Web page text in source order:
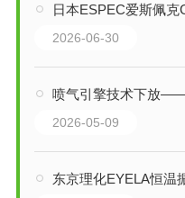
日本ESPEC爱斯佩克GFS-
2026-06-30
喷气引擎技术下放——日本
2026-05-09
东京理化EYELA恒温